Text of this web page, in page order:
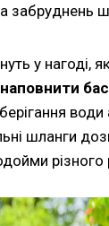
забруднень
у нагоді,
наповнити
води
шланги
різного